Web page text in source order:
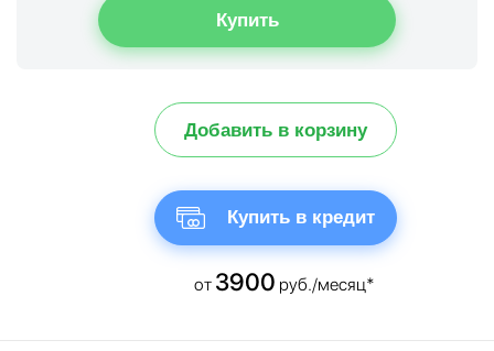
Добавить в корзину
Купить в кредит
от 3900 руб./месяц*